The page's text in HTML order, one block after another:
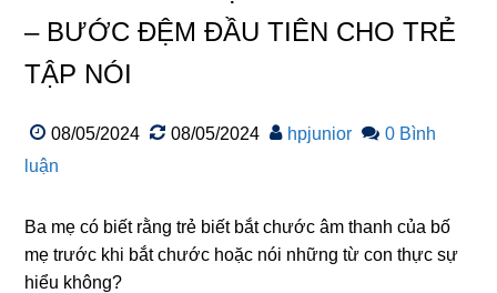
– BƯỚC ĐỆM ĐẦU TIÊN CHO TRẺ
TẬP NÓI
08/05/2024 08/05/2024 hpjunior
0 Bình
luận
Ba mẹ có biết rằng trẻ biết bắt chước âm thanh của bố
mẹ trước khi bắt chước hoặc nói những từ con thực sự
hiểu không?